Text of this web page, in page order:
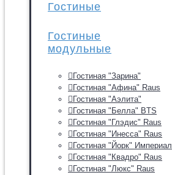
Гостиные
Гостиные
модульные
Гостиная "Зарина"
Гостиная "Афина" Raus
Гостиная "Аэлита"
Гостиная "Белла" BTS
Гостиная "Глэдис" Raus
Гостиная "Инесса" Raus
Гостиная "Йорк" Империал
Гостиная "Квадро" Raus
Гостиная "Люкс" Raus